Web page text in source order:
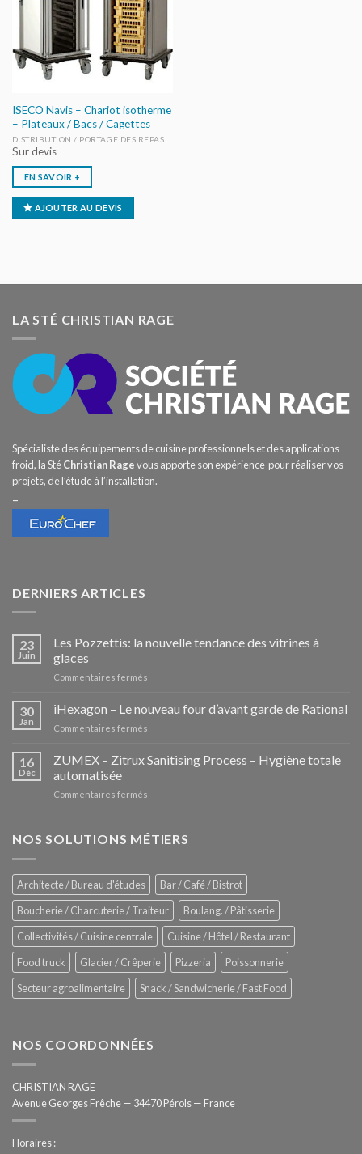
ISECO Navis – Chariot isotherme
– Plateaux / Bacs / Cagettes
DISTRIBUTION / PORTAGE DES REPAS
Sur devis
EN SAVOIR +
AJOUTER AU DEVIS
LA STÉ CHRISTIAN RAGE
Spécialiste des équipements de cuisine professionnels et des applications
froid, la StéChristian Ragevous apporte son expérience pour réaliser vos
projets, de l’étude à l’installation.
–
DERNIERS ARTICLES
23
Juin
Les Pozzettis: la nouvelle tendance des vitrines à
glaces
Commentaires fermés
Pozzettis:
des
30
Jan
iHexagon – Le nouveau four d’avant garde de Rational
Commentaires fermés
–
de
16
Déc
ZUMEX – Zitrux Sanitising Process – Hygiène totale
automatisée
Commentaires fermés
Zitrux
–
Hygiène
totale
automatisée
NOS SOLUTIONS MÉTIERS
Architecte / Bureau d'études
Bar / Café / Bistrot
Boucherie / Charcuterie / Traiteur
Boulang. / Pâtisserie
Collectivités / Cuisine centrale
Cuisine / Hôtel / Restaurant
Food truck
Glacier / Crêperie Pizzeria
Poissonnerie
Secteur agroalimentaire
Snack / Sandwicherie / Fast Food
NOS COORDONNÉES
CHRISTIAN RAGE
Avenue Georges Frêche — 34470 Pérols — France
Horaires :